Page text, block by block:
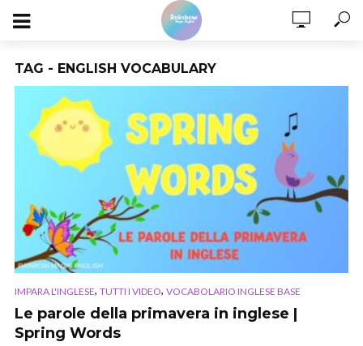
TAG - ENGLISH VOCABULARY
IMPARA L'INGLESE, TUTTI I VIDEO, VOCABOLARIO INGLESE BASE
Le parole della primavera in inglese |
Spring Words